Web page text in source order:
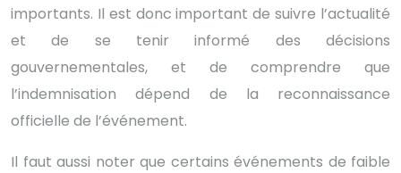
importants. Il est donc important de suivre l’actualité
et de se tenir informé des décisions
gouvernementales, et de comprendre que
l’indemnisation dépend de la reconnaissance
officielle de l’événement.
Il faut aussi noter que certains événements de faible